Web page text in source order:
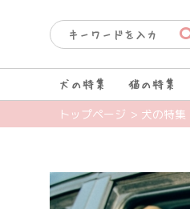
犬の特集 猫の特集
トップページ > 犬の特集